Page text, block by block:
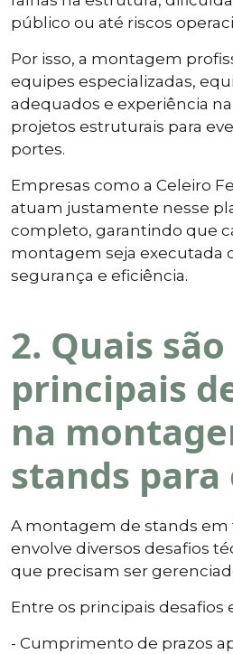
público ou até riscos
Por isso, a montagem
equipes especializadas,
adequados e experiência
projetos estruturais para
portes.
Empresas como a Celeiro
atuam justamente nesse
completo, garantindo que
montagem seja executada
segurança e eficiência.
2. Quais
principais
na
stands para
A montagem de stands em
envolve diversos desafios
que precisam ser
Entre os principais desafios
- Cumprimento de prazos